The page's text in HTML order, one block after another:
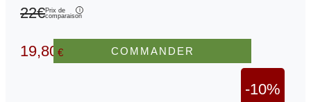
22€Prix de
comparaison
19,80€
-10%
COMMANDER